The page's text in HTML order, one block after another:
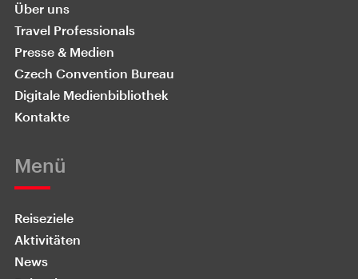
Über uns
Travel Professionals
Presse & Medien
Czech Convention Bureau
Digitale Medienbibliothek
Kontakte
Menü
Reiseziele
Aktivitäten
News